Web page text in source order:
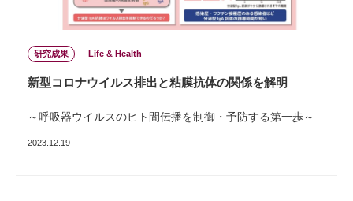
研究成果 Life & Health
新型コロナウイルス排出と粘膜抗体の関係を解明
～呼吸器ウイルスのヒト間伝播を制御・予防する第一歩～
2023.12.19